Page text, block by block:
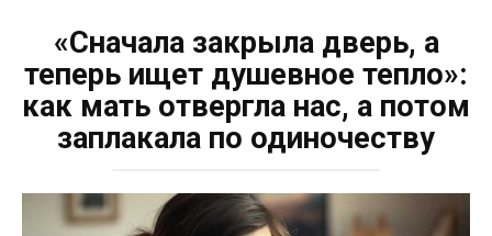
«Сначала закрыла дверь, а
теперь ищет душевное тепло»:
как мать отвергла нас, а потом
заплакала по одиночеству